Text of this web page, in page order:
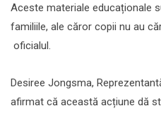
Aceste materiale educaționale
familiile, ale căror copii nu au
oficialul.
Desiree Jongsma,
afirmat că această acțiune dă